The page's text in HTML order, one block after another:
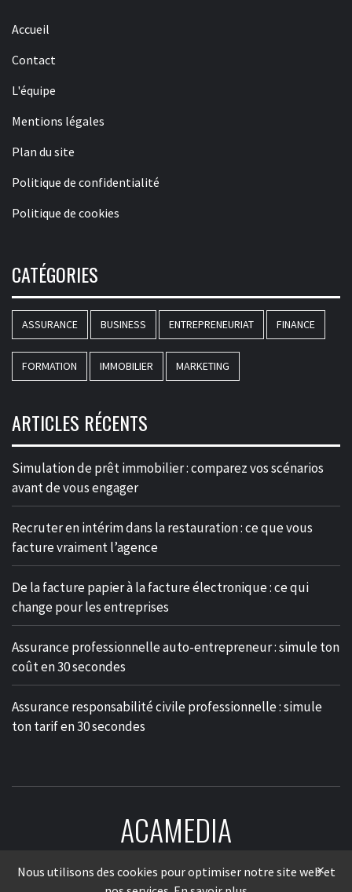
Accueil
Contact
L'équipe
Mentions légales
Plan du site
Politique de confidentialité
Politique de cookies
CATÉGORIES
ASSURANCE BUSINESS ENTREPRENEURIAT FINANCE
FORMATION IMMOBILIER MARKETING
ARTICLES RÉCENTS
Simulation de prêt immobilier : comparez vos scénarios
avant de vous engager
Recruter en intérim dans la restauration : ce que vous
facture vraiment l’agence
De la facture papier à la facture électronique : ce qui
change pour les entreprises
Assurance professionnelle auto-entrepreneur : simule ton
coût en 30 secondes
Assurance responsabilité civile professionnelle : simule
ton tarif en 30 secondes
ACAMEDIA
LE MÉDIA DES ENTREPRISES ×
Nous utilisons des cookies pour optimiser notre site web et